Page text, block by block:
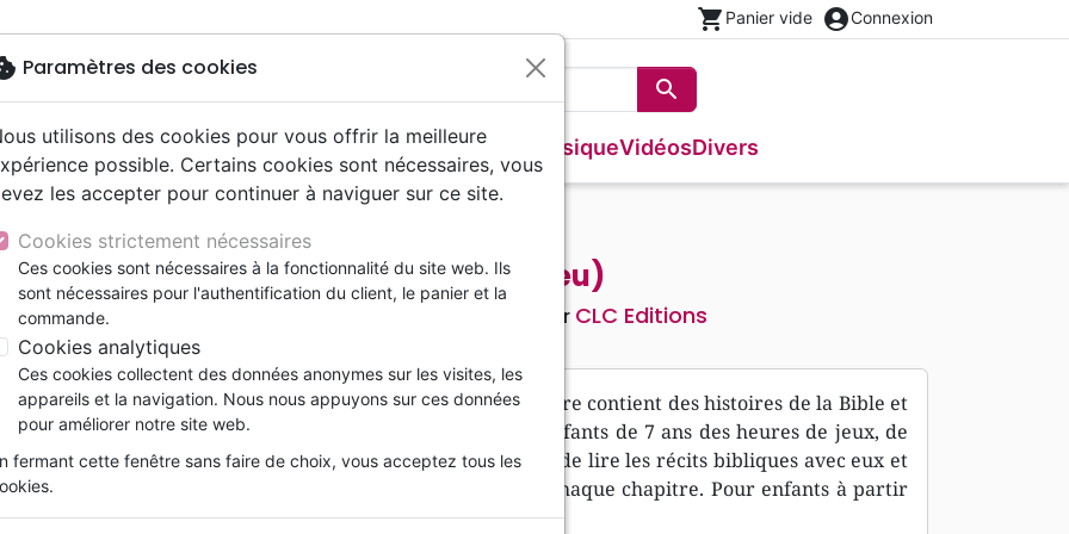
shopping_cart Panier vide account_circleConnexion
search
Rechercher
NouveautésBibles
Testaments
Etude biblique
Segond 21
Segond
NEG
Livres
Bandes dessinées
Famille, couple
Souffrance, Relation d'aide
Santé
eBooks
Couple
Découverte de la foi
Méditations
Souffrance, Relation d'aide
Psychologie
Divers
Jeunesse
ans
Adolescents, jeunes
Bibles jeunesse
Musique
Latino, Folk
Soul
Rap, Hip-hop
Instrumental
Louange, Adoration
Hardrock, Métal
Vidéos
animés
conférences
Films, fiction
Documentaires, reportages
Divers
Jeux
Accessoires de Bible
Papeterie
autour de la Bible (bleu)
Activités autour de la Bible (bleu)
Editeur CLC Editions
Description
Bible ! Et pourquoi pas les deux à la fois ? Ce livre contient des histoires de la Bible et
des jeux de points à relier. Il fournira à vos enfants de 7 ans des heures de jeux, de
créativité et d’apprentissage. Prenez le temps de lire les récits bibliques avec eux et
aidez-les à relier les points des dessins pour chaque chapitre. Pour enfants à partir
de 7 ans. Points forts :
Paramètres des cookies
utilisons des cookies pour vous offrir la meilleure
possible. Certains cookies sont nécessaires, vous
les accepter pour continuer à naviguer sur ce site.
Cookies strictement nécessaires
Ces cookies sont nécessaires à la fonctionnalité du site web. Ils
sont nécessaires pour l'authentification du client, le panier et la
commande.
Cookies analytiques
Ces cookies collectent des données anonymes sur les visites, les
appareils et la navigation. Nous nous appuyons sur ces données
pour améliorer notre site web.
fermant cette fenêtre sans faire de choix, vous acceptez tous les